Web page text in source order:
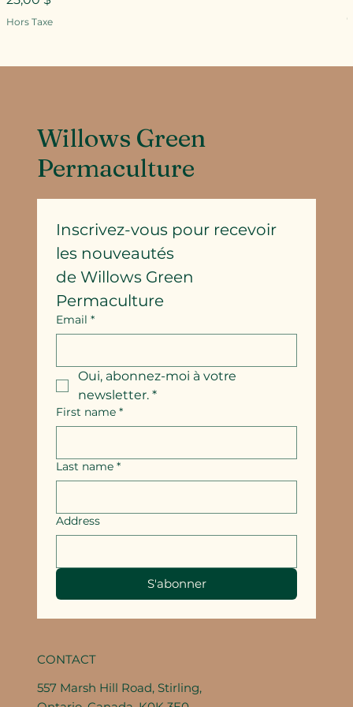
Hors Taxe
Willows Green
Permaculture
Inscrivez-vous pour recevoir
les nouveautés
de Willows Green
Permaculture
Email *
Oui, abonnez-moi à votre
newsletter. *
First name *
Last name *
Address
S'abonner
CONTACT
557 Marsh Hill Road, Stirling,